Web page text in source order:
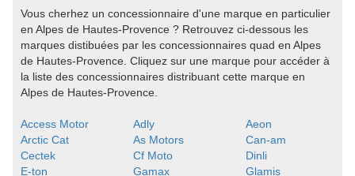
Vous cherhez un concessionnaire d'une marque en particulier
en Alpes de Hautes-Provence ? Retrouvez ci-dessous les
marques distibuées par les concessionnaires quad en Alpes
de Hautes-Provence. Cliquez sur une marque pour accéder à
la liste des concessionnaires distribuant cette marque en
Alpes de Hautes-Provence.
Access Motor Adly
Aeon
Arctic Cat
As Motors
Can-am
Cectek
Cf Moto
Dinli
E-ton
Gamax Glamis